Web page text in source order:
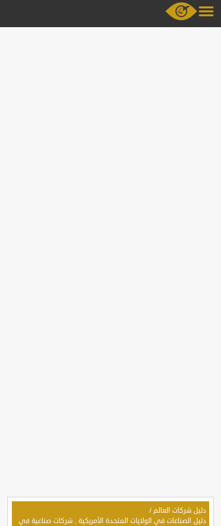
دليل شركات العالم /
دليل الصناعات في الولايات المتحدة الأمريكية , شركات صناعية في